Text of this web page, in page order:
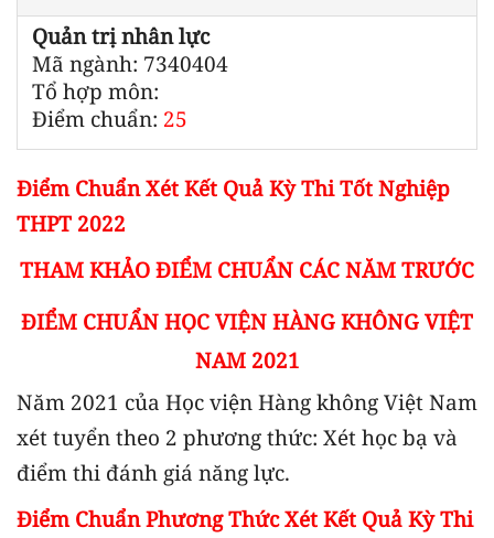
Quản trị nhân lực
Mã ngành: 7340404
Tổ hợp môn:
Điểm chuẩn: 25
Điểm Chuẩn Xét Kết Quả Kỳ Thi Tốt Nghiệp
THPT 2022
THAM KHẢO ĐIỂM CHUẨN CÁC NĂM TRƯỚC
ĐIỂM CHUẨN HỌC VIỆN HÀNG KHÔNG VIỆT
NAM 2021
Năm 2021 của Học viện Hàng không Việt Nam
xét tuyển theo 2 phương thức: Xét học bạ và
điểm thi đánh giá năng lực.
Điểm Chuẩn Phương Thức Xét Kết Quả Kỳ Thi